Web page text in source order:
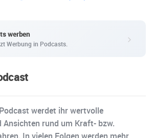
werben
Werbung in Podcasts.
werdet ihr wertvolle
rund um Kraft- bzw.